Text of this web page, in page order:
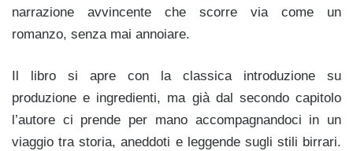
narrazione avvincente che scorre via come un
romanzo, senza mai annoiare.
Il libro si apre con la classica introduzione su
produzione e ingredienti, ma già dal secondo capitolo
l’autore ci prende per mano accompagnandoci in un
viaggio tra storia, aneddoti e leggende sugli stili birrari.